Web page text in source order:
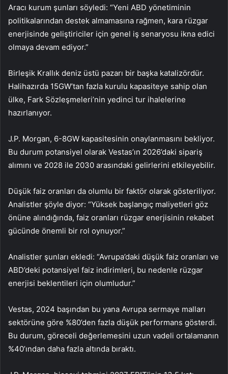
Aracı kurum şunları söyledi: “Yeni ABD yönetiminin
politikalarından destek almamasına rağmen, kara rüzgar
enerjisinde geliştiriciler için genel iş senaryosu ikna edici
olmaya devam ediyor.”
Birleşik Krallık deniz üstü pazarı bir başka katalizördür.
Halihazırda 15GW’tan fazla kurulu kapasiteye sahip olan
ülke, Fark Sözleşmeleri’nin yedinci tur ihalelerine
hazırlanıyor.
J.P. Morgan, 6-8GW kapasitesinin onaylanmasını bekliyor.
Bu durum potansiyel olarak Vestas’ın 2026’daki sipariş
alımını ve 2028 ile 2030 arasındaki gelirlerini etkileyebilir.
Düşük faiz oranları da olumlu bir faktör olarak gösteriliyor.
Analistler şöyle diyor: “Yüksek başlangıç maliyetleri göz
önüne alındığında, faiz oranları rüzgar enerjisinin rekabet
gücünde önemli bir rol oynuyor.”
Analistler şunları ekledi: “Avrupa’daki düşük faiz oranları ve
ABD’deki potansiyel faiz indirimleri, bu nedenle rüzgar
enerjisi beklentileri için olumludur.”
Vestas, 2024 başından bu yana Avrupa sermaye malları
sektörüne göre %80’den fazla düşük performans gösterdi.
Bu durum, göreceli değerlemesini uzun vadeli ortalamanın
%40’ından daha fazla altında bıraktı.